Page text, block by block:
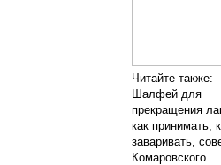
Читайте также:
Шалфей для
прекращения
как принимать,
заваривать,
Комаровского